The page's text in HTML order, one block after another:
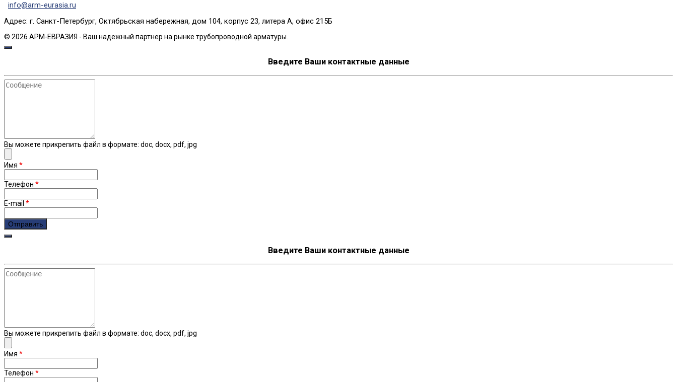
info@arm-eurasia.ru
Адрес: г. Санкт-Петербург, Октябрьская набережная, дом 104, корпус 23, литера А, офис 215Б
© 2026 АРМ-ЕВРАЗИЯ - Ваш надежный партнер на рынке трубопроводной арматуры.
Введите Ваши контактные данные
Сообщение
Вы можете прикрепить файл в формате: doc, docx, pdf, jpg
Имя *
Телефон *
E-mail *
Введите Ваши контактные данные
Сообщение
Вы можете прикрепить файл в формате: doc, docx, pdf, jpg
Имя *
Телефон *